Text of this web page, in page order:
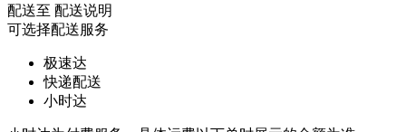
配送至 配送说明
可选择配送服务
极速达
快递配送
小时达